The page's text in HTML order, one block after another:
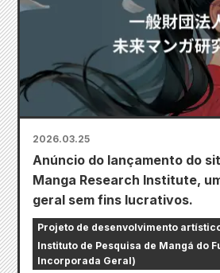
2026.03.25
Anúncio do lançamento do
Manga Research Institute,
geral sem fins lucrativos.
Projeto de desenvolvimento
Instituto de Pesquisa de Mangá do
Incorporada Geral)